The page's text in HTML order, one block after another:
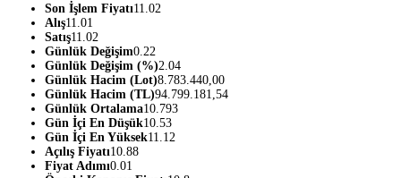
Son İşlem Fiyatı11.02
Alış11.01
Satış11.02
Günlük Değişim0.22
Günlük Değişim (%)2.04
Günlük Hacim (Lot)8.783.440,00
Günlük Hacim (TL)94.799.181,54
Günlük Ortalama10.793
Gün İçi En Düşük10.53
Gün İçi En Yüksek11.12
Açılış Fiyatı10.88
Fiyat Adımı0.01